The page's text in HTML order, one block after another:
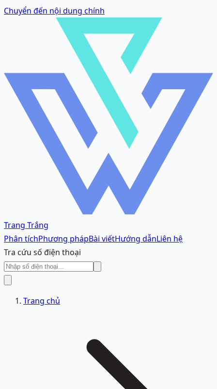
Chuyển đến nội dung chính
Trang Trắng
Phân tíchPhương phápBài viếtHướng dẫnLiên hệ
Tra cứu số điện thoại
Trang chủ